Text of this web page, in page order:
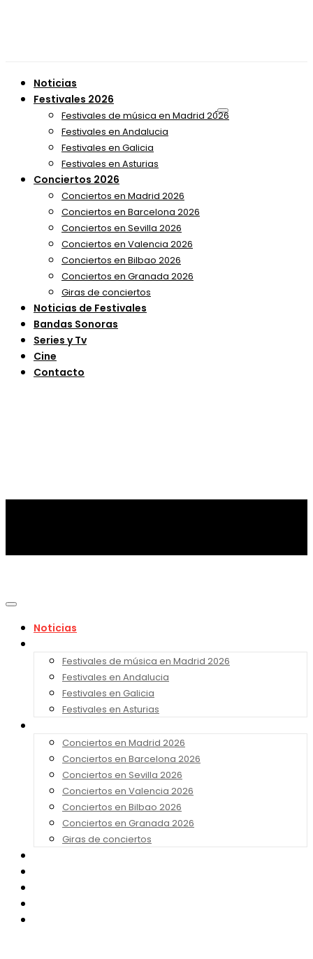
Noticias
Festivales 2026
Festivales de música en Madrid 2026
Festivales en Andalucia
Festivales en Galicia
Festivales en Asturias
Conciertos 2026
Conciertos en Madrid 2026
Conciertos en Barcelona 2026
Conciertos en Sevilla 2026
Conciertos en Valencia 2026
Conciertos en Bilbao 2026
Conciertos en Granada 2026
Giras de conciertos
Noticias de Festivales
Bandas Sonoras
Series y Tv
Cine
Contacto
Noticias
Festivales de música en Madrid 2026
Festivales en Andalucia
Festivales en Galicia
Festivales en Asturias
Conciertos en Madrid 2026
Conciertos en Barcelona 2026
Conciertos en Sevilla 2026
Conciertos en Valencia 2026
Conciertos en Bilbao 2026
Conciertos en Granada 2026
Giras de conciertos